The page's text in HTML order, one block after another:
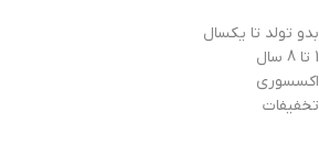
بدو تولد تا یکسال
1 تا 8 سال
اکسسوری
تخفیفات